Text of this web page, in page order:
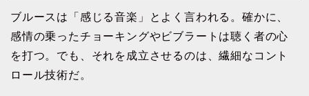
ブルースは「感じる音楽」とよく言われる。確かに、
感情の乗ったチョーキングやビブラートは聴く者の心
を打つ。でも、それを成立させるのは、繊細なコント
ロール技術だ。